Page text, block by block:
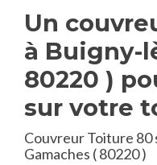
Un
à Buigny-
80220 )
sur votre
Couvreur Toiture 80
Gamaches ( 80220 )